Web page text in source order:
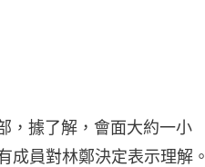
，據了解，會面大約一小
成員對林鄭決定表示理解。